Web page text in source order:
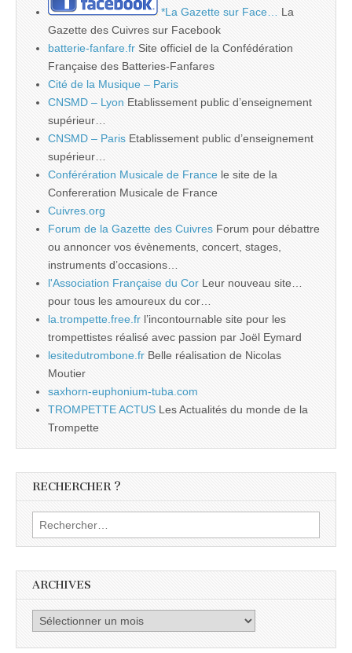
*La Gazette sur Face…
La
Gazette des Cuivres sur Facebook
batterie-fanfare.fr Site officiel de la Confédération
Française des Batteries-Fanfares
Cité de la Musique – Paris
CNSMD – Lyon Etablissement public d’enseignement
supérieur…
CNSMD – Paris Etablissement public d’enseignement
supérieur…
Conférération Musicale de France le site de la
Confereration Musicale de France
Cuivres.org
Forum de la Gazette des Cuivres Forum pour débattre
ou annoncer vos évènements, concert, stages,
instruments d’occasions…
l'Association Française du Cor Leur nouveau site…
pour tous les amoureux du cor…
la.trompette.free.fr l’incontournable site pour les
trompettistes réalisé avec passion par Joël Eymard
lesitedutrombone.fr Belle réalisation de Nicolas
Moutier
saxhorn-euphonium-tuba.com
TROMPETTE ACTUS Les Actualités du monde de la
Trompette
RECHERCHER ?
Rechercher :
ARCHIVES
Archives